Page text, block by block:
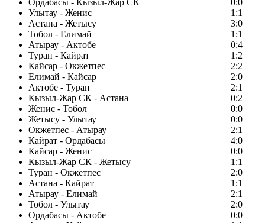
Ордабасы - Кызыл-Жар СК
0:0
Улытау - Женис
1:1
Астана - Жетысу
3:0
Тобол - Елимай
1:1
Атырау - Актобе
0:4
Туран - Кайрат
1:2
Кайсар - Окжетпес
2:2
Елимай - Кайсар
2:0
Актобе - Туран
2:1
Кызыл-Жар СК - Астана
0:2
Женис - Тобол
0:0
Жетысу - Улытау
0:0
Окжетпес - Атырау
2:1
Кайрат - Ордабасы
4:0
Кайсар - Женис
0:0
Кызыл-Жар СК - Жетысу
1:1
Туран - Окжетпес
2:0
Астана - Кайрат
1:1
Атырау - Елимай
2:1
Тобол - Улытау
2:0
Ордабасы - Актобе
0:0